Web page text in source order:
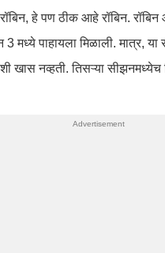
हे पण ठीक आहे रॉबिन. रॉबिन
मध्ये पाहायला मिळाली. मात्र, या
खास नव्हती. तिसऱ्या सीझनमध्येच